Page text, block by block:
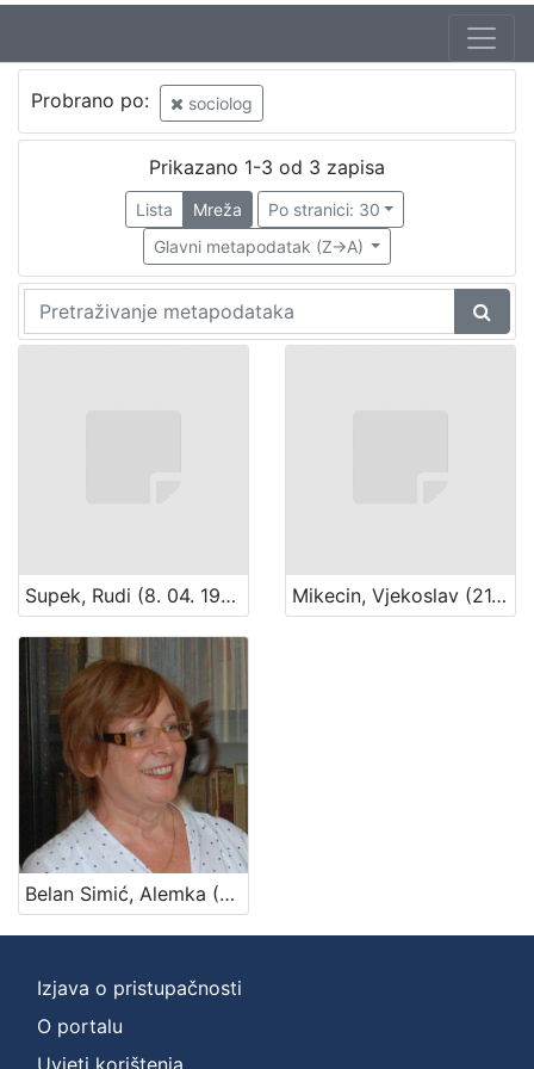
Probrano po: sociolog
Prikazano 1-3 od 3 zapisa
Lista Mreža
Po stranici: 30
Glavni metapodatak (Z->A)
Supek, Rudi (8. 04. 1913. – 2. 01. 1993.) Mikecin, Vjekoslav (21. 06. 1930. – 28. 10. 2009.)
Belan Simić, Alemka (6. 12. 1953. – 21. 3. 2018.)
Izjava o pristupačnosti
O portalu